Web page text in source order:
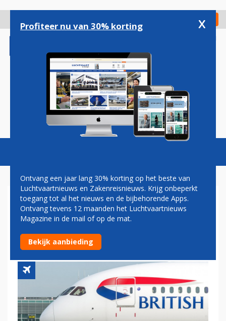
gaan
Check in
Magazine Podcasts Vacatures
BRITISH AIRWAYS KEERT
TERUG NAAR THAILAND EN
MALEISIË
Profiteer nu van 30% korting x
Ontvang een jaar lang 30% korting op het beste van
Luchtvaartnieuws en Zakenreisnieuws. Krijg onbeperkt
toegang tot al het nieuws en de bijbehorende Apps.
Ontvang tevens 12 maanden het Luchtvaartnieuws
Magazine in de mail of op de mat.
Bekijk aanbieding